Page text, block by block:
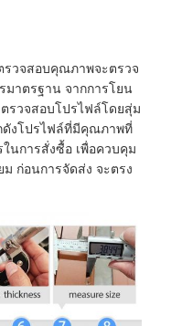
รวจสอบคุณภาพจะตรวจ
มาตรฐาน จากการโยน
รวจสอบโปรไฟล์โดยสุ่ม
ดังโปรไฟล์ที่มีคุณภาพที่
นการสั่งซื้อ เพื่อควบคุม
ก่อนการจัดส่ง จะตรง